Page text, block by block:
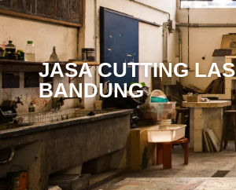
JASA CUTTING
BANDUNG